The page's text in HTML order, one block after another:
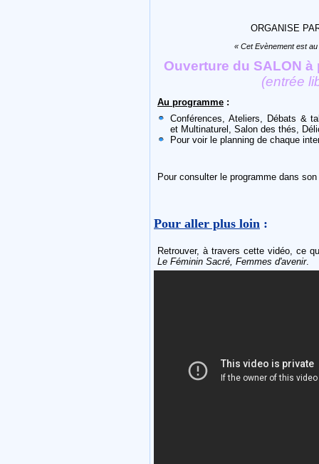
ORGANISE
« Cet Evènement est
Ouverture du SALON
(entrée
Au programme :
Conférences, Ateliers, Débats &
et Multinaturel, Salon des thés,
Pour voir le planning de chaque
Pour consulter le programme dans
Pour aller plus loin :
Retrouver, à travers cette vidéo, ce
Le Féminin Sacré, Femmes d'avenir.